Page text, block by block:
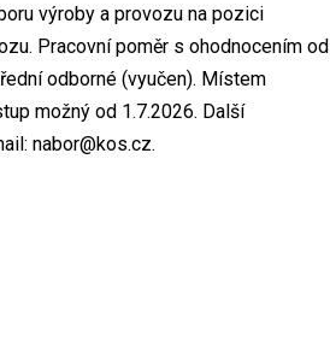
výroby a provozu na pozici
Pracovní poměr s ohodnocením od
odborné (vyučen). Místem
možný od 1.7.2026. Další
nabor@kos.cz.